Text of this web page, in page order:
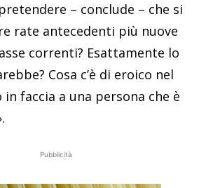
– conclude – che si
rate antecedenti più nuove
correnti? Esattamente lo
Cosa c’è di eroico nel
faccia a una persona che è
Pubblicità